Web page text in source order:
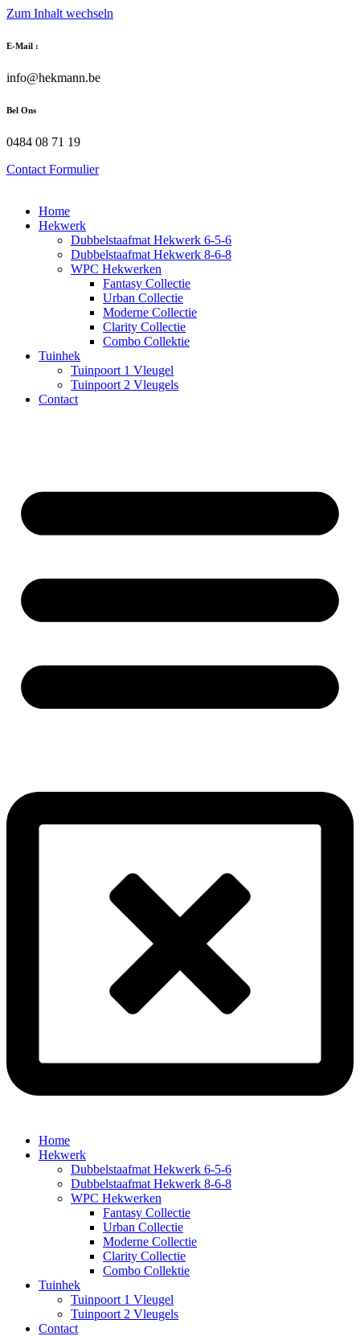
Zum Inhalt wechseln
E-Mail :
info@hekmann.be
Bel Ons
0484 08 71 19
Contact Formulier
Home
Hekwerk
Dubbelstaafmat Hekwerk 6-5-6
Dubbelstaafmat Hekwerk 8-6-8
WPC Hekwerken
Fantasy Collectie
Urban Collectie
Moderne Collectie
Clarity Collectie
Combo Collektie
Tuinhek
Tuinpoort 1 Vleugel
Tuinpoort 2 Vleugels
Contact
Home
Hekwerk
Dubbelstaafmat Hekwerk 6-5-6
Dubbelstaafmat Hekwerk 8-6-8
WPC Hekwerken
Fantasy Collectie
Urban Collectie
Moderne Collectie
Clarity Collectie
Combo Collektie
Tuinhek
Tuinpoort 1 Vleugel
Tuinpoort 2 Vleugels
Contact